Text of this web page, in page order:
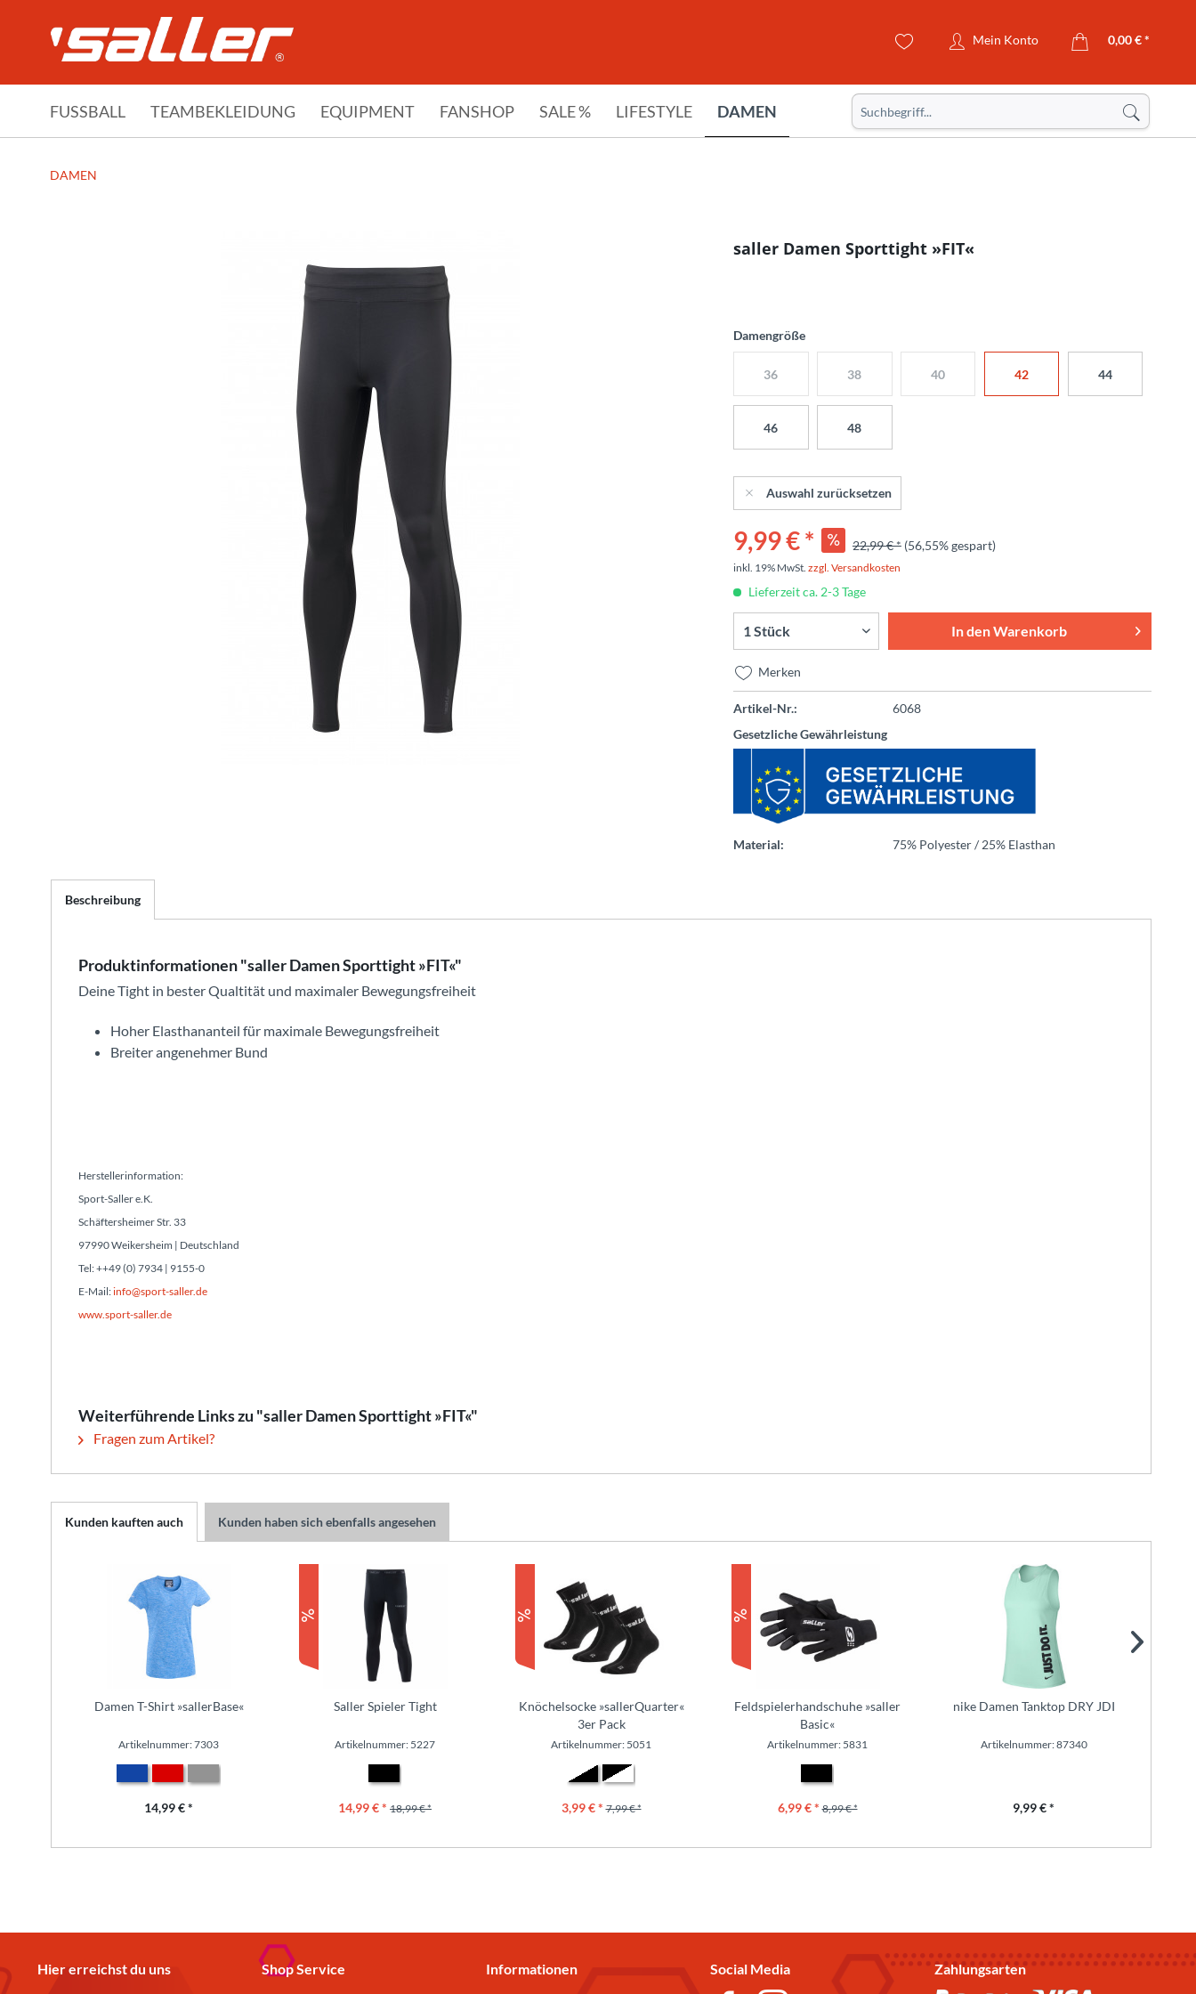
Mein Konto 0,00 € *
FUSSBALL TEAMBEKLEIDUNG EQUIPMENT FANSHOP SALE % LIFESTYLE DAMEN
DAMEN
saller Damen Sporttight »FIT«
Damengröße
36 38 40 42 44
46 48
Auswahl zurücksetzen
9,99 € * 22,99 € * (56,55% gespart)
inkl. 19% MwSt. zzgl. Versandkosten
Lieferzeit ca. 2-3 Tage
In denWarenkorb
Merken
Artikel-Nr.:
6068
Gesetzliche Gewährleistung
Material: 75% Polyester / 25% Elasthan
Beschreibung
Produktinformationen "saller Damen Sporttight »FIT«"
Deine Tight in bester Qualtität und maximaler Bewegungsfreiheit
Hoher Elasthananteil für maximale Bewegungsfreiheit
Breiter angenehmer Bund
Herstellerinformation:
Sport-Saller e.K.
Schäftersheimer Str. 33
97990 Weikersheim | Deutschland
Tel: ++49 (0) 7934 | 9155-0
E-Mail:info@sport-saller.de
www.sport-saller.de
Weiterführende Links zu "saller Damen Sporttight »FIT«"
Fragen zum Artikel?
Kunden kauften auch Kunden haben sich ebenfalls angesehen
Damen T-Shirt »sallerBase«
Artikelnummer: 7303
14,99 € *
Saller Spieler Tight
Artikelnummer: 5227
14,99 € * 18,99 € *
Knöchelsocke »sallerQuarter«
3er Pack
Artikelnummer: 5051
3,99 € * 7,99 € *
Feldspielerhandschuhe »saller
Basic«
Artikelnummer: 5831
6,99 € * 8,99 € *
nike Damen Tanktop DRY JDI
Artikelnummer: 87340
9,99 € *
Hier erreichst du uns
Shop Service
Informationen
Social Media Zahlungsarten